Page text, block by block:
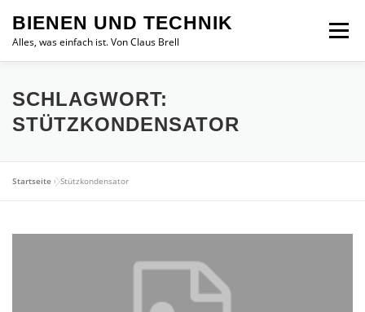
Inhalt
springen
BIENEN UND TECHNIK
Alles, was einfach ist. Von Claus Brell
Menü
SCHLAGWORT:
STÜTZKONDENSATOR
Startseite »Stützkondensator